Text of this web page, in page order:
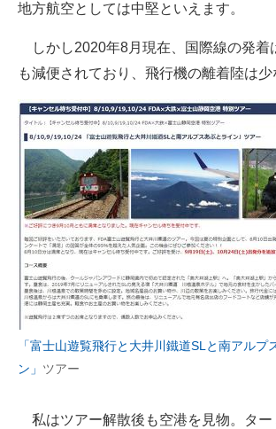
地方航空としては中堅といえます。
しかし2020年8月現在、国際線の発着
も減便されており、飛行機の離着陸は少
「富士山遊覧飛行と大井川鐵道SLと南アルプ
ン」 ツアー
私はツアー解散後も空港を見物。ター